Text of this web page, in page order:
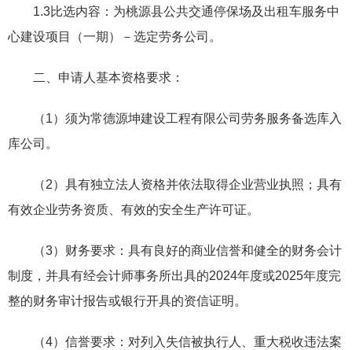
1.3比选内容：为桃源县公共交通停保场及出租车服务中
心建设项目（一期）－选定劳务公司。
二、申请人基本资格要求：
（1）须为常德源坤建设工程有限公司劳务服务备选库入
库公司。
（2）具有独立法人资格并依法取得企业营业执照；具有
有效企业劳务资质、有效的安全生产许可证。
（3）财务要求：具有良好的商业信誉和健全的财务会计
制度，并具有经会计师事务所出具的2024年度或2025年度完
整的财务审计报告或银行开具的资信证明。
（4）信誉要求：对列入失信被执行人、重大税收违法案